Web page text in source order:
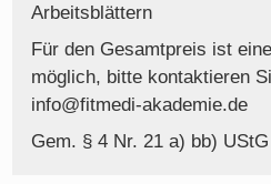
Arbeitsblättern
Für den Gesamtpreis ist
möglich, bitte kontaktieren
info@fitmedi-akademie.de
Gem. § 4 Nr. 21 a) bb)